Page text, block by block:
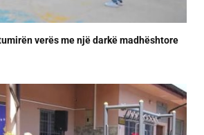
verës me një darkë madhështore